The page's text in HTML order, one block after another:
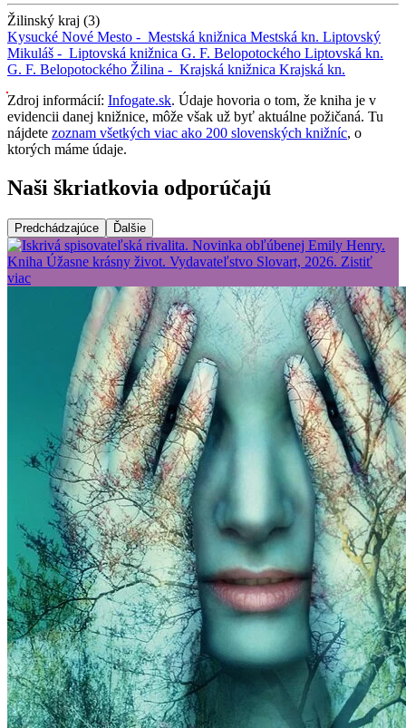
Žilinský kraj (3)
Kysucké Nové Mesto - Mestská knižnica Mestská kn. Liptovský
Mikuláš - Liptovská knižnica G. F. Belopotockého Liptovská kn.
G. F. Belopotockého Žilina - Krajská knižnica Krajská kn.
Zdroj informácií: Infogate.sk. Údaje hovoria o tom, že kniha je v
evidencii danej knižnice, môže však už byť aktuálne požičaná. Tu
nájdete zoznam všetkých viac ako 200 slovenských knižníc, o
ktorých máme údaje.
Naši škriatkovia odporúčajú
Predchádzajúce Ďalšie